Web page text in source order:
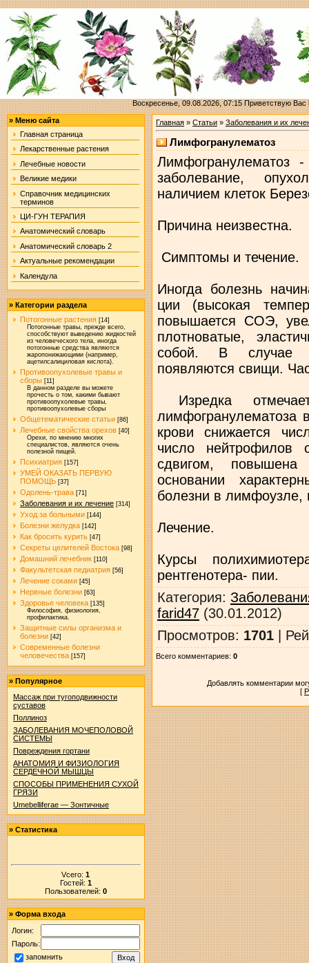
Воскресенье, 09.08.2026, 07:15Приветствую Вас
» Меню сайта
Главная страница
Лекарственные растения
Лечебные новости
Великие медики
Справочник медицинских
терминов
ЦИ-ГУН ТЕРАПИЯ
Анатомический словарь
Анатомический словарь 2
Актуальные рекомендации
Календула
» Категории раздела
Потогонные растения [14]
Потогонные травы, прежде всего,
способствуют выведению жидкостей
из человеческого тела, иногда
потогонные средства являются
жаропонижающими (например,
ацетилсалициловая кислота).
Противоопухолевые травы и
сборы [11]
В данном разделе вы можете
прочесть о том, какими бывают
противоопухолевые травы,
противоопухолевые сборы
Общетематические статьи [86]
Лечебные свойства орехов [40]
Орехи, по мнению многих
специалистов, являются очень
полезной пищей.
Психиатрия [157]
УМЕЙ ОКАЗАТЬ ПЕРВУЮ
ПОМОЩЬ [37]
Одолень-трава [71]
Заболевания и их лечение [314]
Уход за больными [144]
Болезни желудка [142]
Как бросить курить [47]
Секреты целителей Востока [98]
Домашний лечебник [110]
Факультетская педиатрия [56]
Лечение соками [45]
Нервные болезни [63]
Здоровье человека [135]
Философия, физиология,
профилактика.
Защитные силы организма и
болезни [42]
Современные болезни
человечества [157]
» Популярное
Массаж при тугоподвижности
суставов
Поллиноз
ЗАБОЛЕВАНИЯ МОЧЕПОЛОВОЙ
СИСТЕМЫ
Повреждения гортани
АНАТОМИЯ И ФИЗИОЛОГИЯ
СЕРДЕЧНОЙ МЫШЦЫ
СПОСОБЫ ПРИМЕНЕНИЯ СУХОЙ
ГРЯЗИ
Umebelliferae — Зонтичные
» Статистика
Vсего:1
Гостей: 1
Пользователей: 0
» Форма входа
Логин:
Пароль:
запомнить
Главная» Статьи» Заболевания и их
Лимфогранулематоз
Лимфогранулематоз -
заболевание,
наличием клеток
Причина неизвестна.
Симптомы и течение.
Иногда болезнь
ции (высокая
повышается СОЭ,
плотноватые,
собой. В случае
появляются свищи.
Изредка
лимфогранулематоза
крови снижается
число нейтрофилов
сдвигом,
основании
болезни в лимфоузле,
Лечение.
Курсы
рентгенотера- пии.
Категория:
farid47(30.01.2012)
Просмотров: 1701|
Всего комментариев: 0
Добавлять комментарии
[